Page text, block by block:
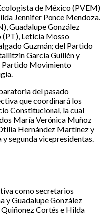
de México (PVEM)
Jennifer Ponce Mendoza.
Guadalupe González
(PT), Leticia Mosso
Guzmán; del Partido
García Guillén y
Partido Movimiento
del pasado
que coordinará los
Constitucional, la cual
María Verónica Muñoz
Hernández Martínez y
segunda vicepresidentas.
como secretarios
y Guadalupe González
Quiñonez Cortés e Hilda